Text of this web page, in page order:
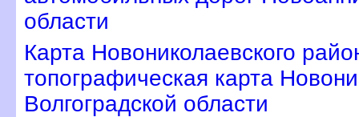
области
Карта Новониколаевского
топографическая карта
олгоградской области